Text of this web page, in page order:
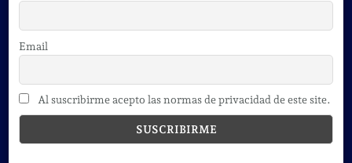
Email
Al suscribirme acepto las normas de privacidad de este site.